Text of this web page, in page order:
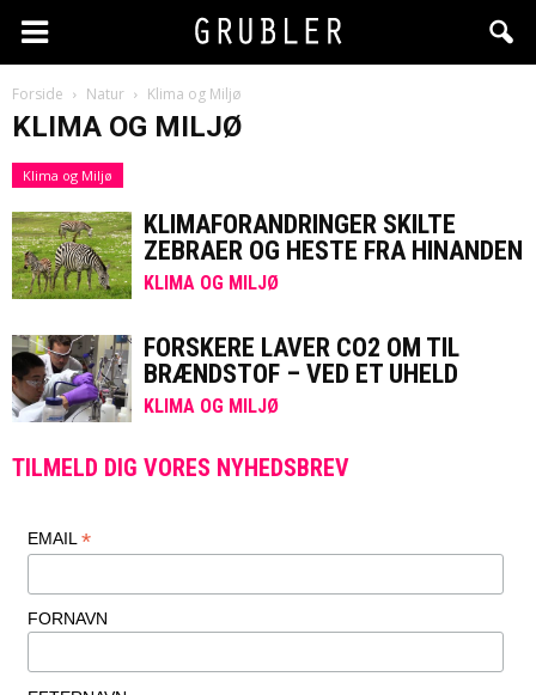
Forside Natur Klima og Miljø
KLIMA OG MILJØ
Klima og Miljø
KLIMAFORANDRINGER SKILTE
ZEBRAER OG HESTE FRA HINANDEN
KLIMA OG MILJØ
FORSKERE LAVER CO2 OM TIL
BRÆNDSTOF – VED ET UHELD
KLIMA OG MILJØ
TILMELD DIG VORES NYHEDSBREV
EMAIL *
FORNAVN